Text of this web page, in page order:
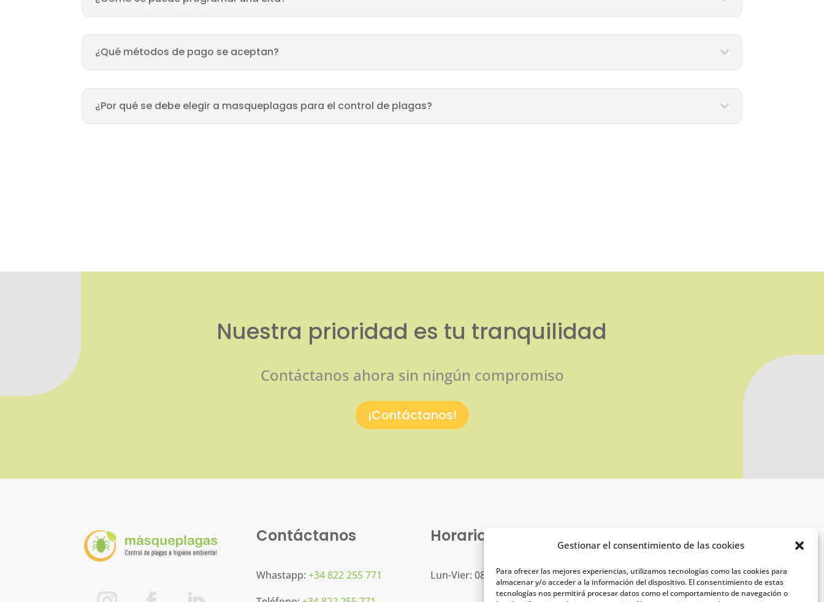
Gestionar el consentimiento de las cookies
Para ofrecer las mejores experiencias, utilizamos tecnologías como las cookies para
almacenar y/o acceder a la información del dispositivo. El consentimiento de estas
tecnologías nos permitirá procesar datos como el comportamiento de navegación o
¿Qué métodos de pago se aceptan?
¿Por qué se debe elegir a masqueplagas para el control de plagas?
Nuestra prioridad es tu tranquilidad
Contáctanos ahora sin ningún compromiso
¡Contáctanos!
Contáctanos
Whastapp: +34 822 255 771
Horarios
Lun-Vier: 08h00 16h00
Aviso legal